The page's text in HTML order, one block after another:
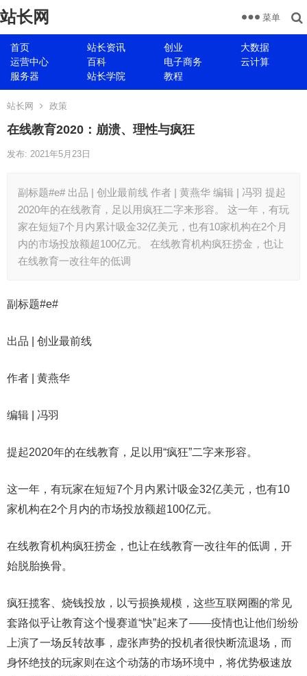
站长网
首页 站长资讯 创业
大数据
运营中心
百科 电子商务
云计算
服务器
站长学院 教程
菜单
站长网 政策
在线教育2020：崩溃、理性与疯狂
发布: 2021年5月23日
副标题#e# 出品 | 创业最前线 作者 | 黄燕华 编辑 | 冯羽 提起
2020年的在线教育，足以用疯狂二字来形容。 这一年，有玩
家在短短7个月内累计吸金32亿美元，也有10家机构在2个月
内的市场投放额超100亿元。 在线教育机构疯狂捞金，也让
在线教育一改往年的低调
副标题#e#
出品 | 创业最前线
作者 | 黄燕华
编辑 | 冯羽
提起2020年的在线教育，足以用“疯狂”二字来形容。
这一年，有玩家在短短7个月内累计吸金32亿美元，也有10
家机构在2个月内的市场投放额超100亿元。
在线教育机构疯狂捞金，也让在线教育一改往年的低调，开
始脱胎换骨。
疯狂揽客、烧钱投放，以亏损换规模，这些互联网圈的常见
套路似乎让教育这个慢赛道“快”起来了——疫情也让他们纷纷
上演了一场反转故事，虚张声势的投机者很快断流退场，而
身怀绝技的玩家则在这个动荡的市场环境中，将优势极速放